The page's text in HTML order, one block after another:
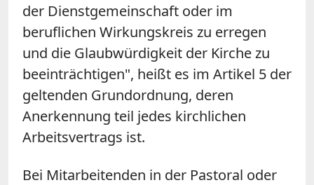
der Dienstgemeinschaft oder im
beruflichen Wirkungskreis zu erregen
und die Glaubwürdigkeit der Kirche zu
beeinträchtigen", heißt es im Artikel 5 der
geltenden Grundordnung, deren
Anerkennung teil jedes kirchlichen
Arbeitsvertrags ist.
Bei Mitarbeitenden in der Pastoral oder